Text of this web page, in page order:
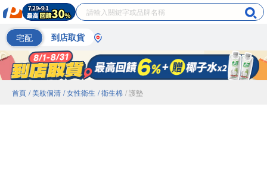
宅配 到店取貨
首頁 / 美妝個清 / 女性衛生 / 衛生棉 / 護墊